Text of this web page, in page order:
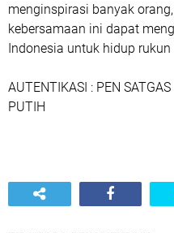
menginspirasi banyak
kebersamaan ini dapat
Indonesia untuk hidup
AUTENTIKASI : PEN
PUTIH